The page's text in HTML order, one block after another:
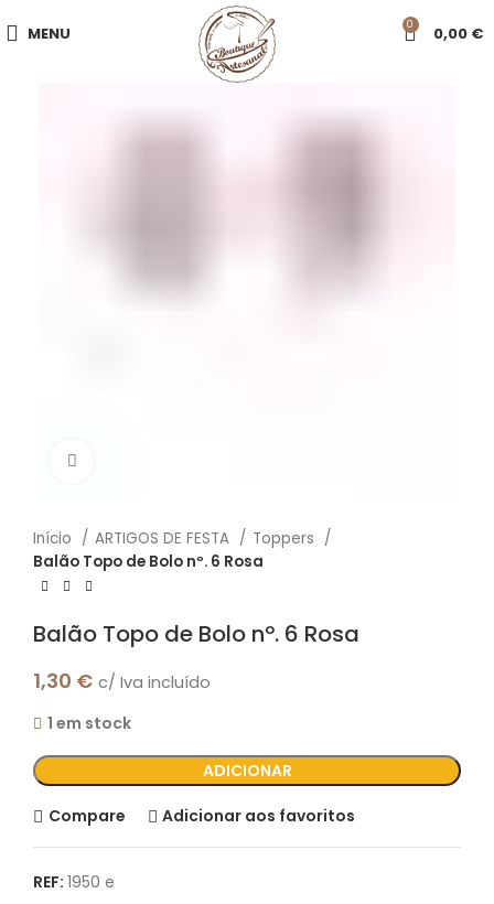
MENU 0 0,00 €
Início ARTIGOS DE FESTA
Toppers
Balão Topo de Bolo nº. 6 Rosa
Balão Topo de Bolo nº. 6 Rosa
1,30 € c/ Iva incluído
1 em stock
ADICIONAR
Compare Adicionar aos favoritos
REF: 1950 e